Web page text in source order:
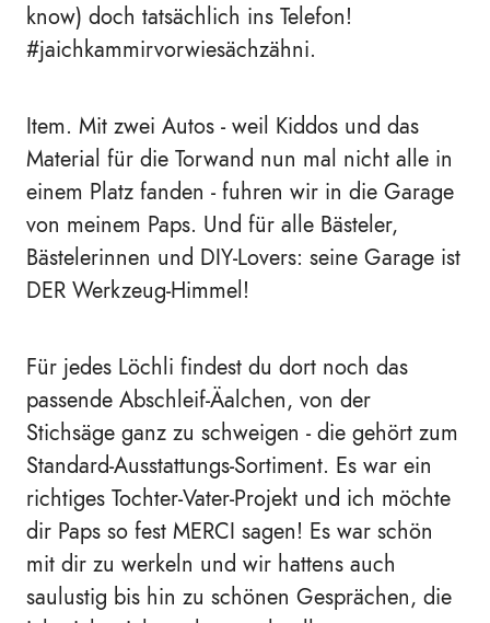
know) doch tatsächlich ins Telefon!
#jaichkammirvorwiesächzähni.
Item. Mit zwei Autos - weil Kiddos und das
Material für die Torwand nun mal nicht alle in
einem Platz fanden - fuhren wir in die Garage
von meinem Paps. Und für alle Bästeler,
Bästelerinnen und DIY-Lovers: seine Garage ist
DER Werkzeug-Himmel!
Für jedes Löchli findest du dort noch das
passende Abschleif-Äalchen, von der
Stichsäge ganz zu schweigen - die gehört zum
Standard-Ausstattungs-Sortiment. Es war ein
richtiges Tochter-Vater-Projekt und ich möchte
dir Paps so fest MERCI sagen! Es war schön
mit dir zu werkeln und wir hattens auch
saulustig bis hin zu schönen Gesprächen, die